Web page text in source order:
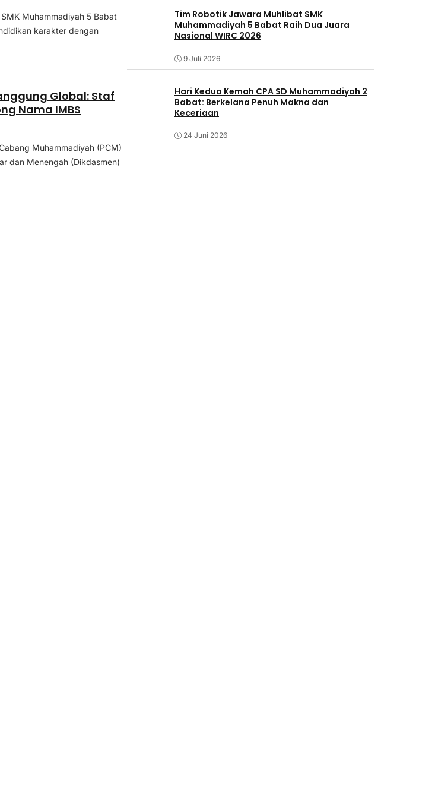
Muhammadiyah 5 Babat
karakter dengan
Global: Staf
Nama IMBS
Muhammadiyah (PCM)
dan Menengah (Dikdasmen)
Tim Robotik Jawara Muhlibat SMK
Muhammadiyah 5 Babat Raih Dua Juara
Nasional WIRC 2026
9 Juli 2026
‎Hari Kedua Kemah CPA SD Muhammadiyah 2
Babat: Berkelana Penuh Makna dan
Keceriaan
24 Juni 2026